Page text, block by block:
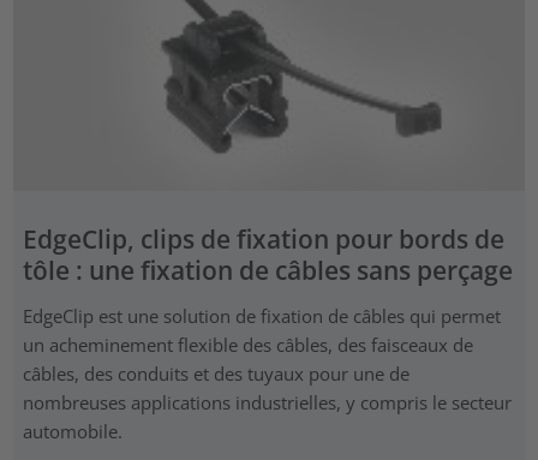
EdgeClip, clips de fixation pour bords de
tôle : une fixation de câbles sans perçage
EdgeClip est une solution de fixation de câbles qui permet
un acheminement flexible des câbles, des faisceaux de
câbles, des conduits et des tuyaux pour une de
nombreuses applications industrielles, y compris le secteur
automobile.